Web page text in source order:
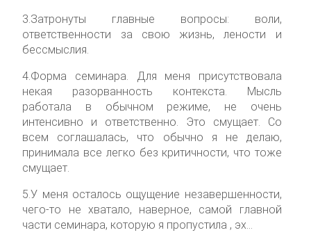
3.Затронуты главные вопросы: воли,
ответственности за свою жизнь, лености и
бессмыслия.
4.Форма семинара. Для меня присутствовала
некая разорванность контекста. Мысль
работала в обычном режиме, не очень
интенсивно и ответственно. Это смущает. Со
всем соглашалась, что обычно я не делаю,
принимала все легко без критичности, что тоже
смущает.
5.У меня осталось ощущение незавершенности,
чего-то не хватало, наверное, самой главной
части семинара, которую я пропустила , эх…